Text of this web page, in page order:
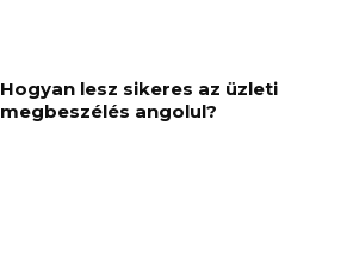
Hogyan lesz sikeres az üzleti
megbeszélés angolul?